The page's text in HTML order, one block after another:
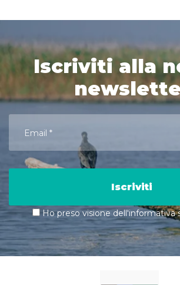
Iscriviti alla
Iscriviti
Ho preso visione dell'informativa